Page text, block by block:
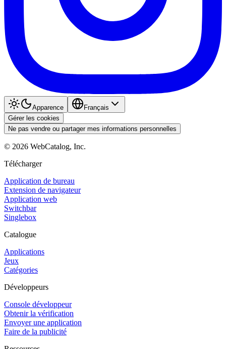
Apparence
Français
Gérer les cookies
Ne pas vendre ou partager mes informations personnelles
© 2026 WebCatalog, Inc.
Télécharger
Application de bureau
Extension de navigateur
Application web
Switchbar
Singlebox
Catalogue
Applications
Jeux
Catégories
Développeurs
Console développeur
Obtenir la vérification
Envoyer une application
Faire de la publicité